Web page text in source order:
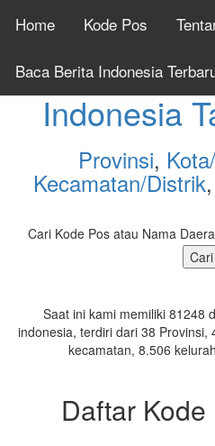
Home Kode Pos
Baca Berita Indonesia
Cek Kode
Indonesia
Provinsi,
Kecamatan/Distrik,
Cari Kode Pos atau Nama
Saat ini kami memiliki 81248
indonesia, terdiri dari 38
kecamatan, 8.506
Daftar